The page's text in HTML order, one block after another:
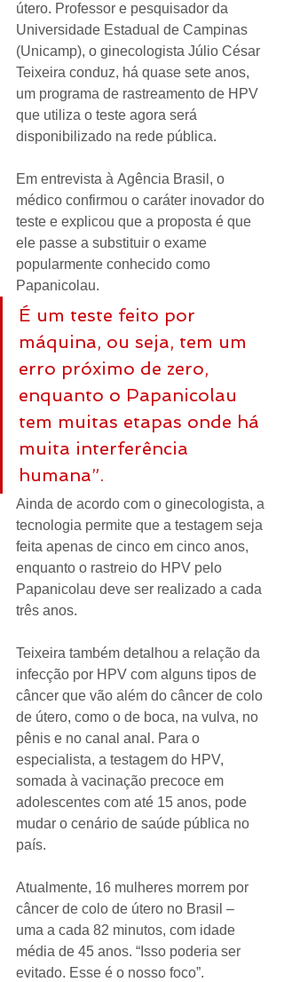
útero. Professor e pesquisador da
Universidade Estadual de Campinas
(Unicamp), o ginecologista Júlio César
Teixeira conduz, há quase sete anos,
um programa de rastreamento de HPV
que utiliza o teste agora será
disponibilizado na rede pública.
Em entrevista à Agência Brasil, o
médico confirmou o caráter inovador do
teste e explicou que a proposta é que
ele passe a substituir o exame
popularmente conhecido como
Papanicolau.
É um teste feito por
máquina, ou seja, tem um
erro próximo de zero,
enquanto o Papanicolau
tem muitas etapas onde há
muita interferência
humana”.
Ainda de acordo com o ginecologista, a
tecnologia permite que a testagem seja
feita apenas de cinco em cinco anos,
enquanto o rastreio do HPV pelo
Papanicolau deve ser realizado a cada
três anos.
Teixeira também detalhou a relação da
infecção por HPV com alguns tipos de
câncer que vão além do câncer de colo
de útero, como o de boca, na vulva, no
pênis e no canal anal. Para o
especialista, a testagem do HPV,
somada à vacinação precoce em
adolescentes com até 15 anos, pode
mudar o cenário de saúde pública no
país.
Atualmente, 16 mulheres morrem por
câncer de colo de útero no Brasil –
uma a cada 82 minutos, com idade
média de 45 anos. “Isso poderia ser
evitado. Esse é o nosso foco”.